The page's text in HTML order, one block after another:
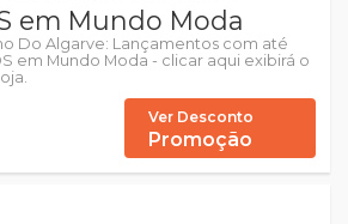
em Mundo Moda
Do Algarve: Lançamentos com até
em Mundo Moda - clicar aqui exibirá o
Ver Desconto
Promoção